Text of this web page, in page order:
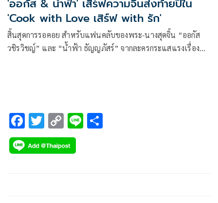
'ออกัส & น้ำฟ้า' เสิร์ฟความจิ้นส่งท้ายปีใน
'Cook with Love เสิร์ฟ with รัก'
สิ้นสุดการรอคอย สำหรับแฟนคลับของพระ-นางสุดจิ้น “ออกัส
วชิรวิชญ์” และ “น้ำฟ้า ธัญญภัสร์” จากละครกระแสแรงเรื่อง
ออกัส & น้ำฟ้า” ภายใต้โปรเจกต์ “3Plus The Moment”
F
ac
e
T
wi
tt
C
o
p
Li